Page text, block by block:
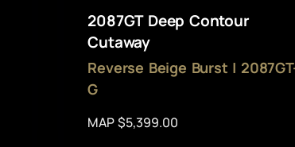
2087GT Deep Contour
Cutaway
Reverse Beige Burst |
G
MAP $5,399.00